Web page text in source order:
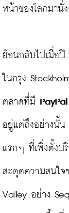
หน้าของโลกมานั่
ย้อนกลับไปเมื่อปี
ในกรุง
ตลาดที่มี PayPal
อยู่แต่ถึงอย่างนั้น
แรกๆ ที่เพิ่งตั้งบ
สะดุดความสนใ
Valley อย่าง